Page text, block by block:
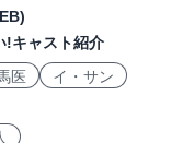
!キャスト紹介
医
イ・サン